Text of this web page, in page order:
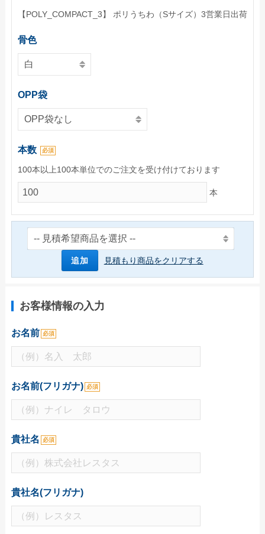
お問い合わせ
お問い合わせフォーム
サンプル請求フォーム
見積請求フォーム
ご利用ガイド
初めてのお客様
ご注文の流れ
WEBデザインメーカーについて
かんたん名入れ注文について
配送・送料について
お支払いについて
返品・交換・キャンセルについて
よくあるご質問
特集で探す
ビジネス向け特集
物件情報関係
各種展示会用
飲食店集客用
暑中見舞いご挨拶
【POLY_COMPACT_3】 ポリうちわ（Sサイズ）3営業日出荷
骨色
OPP袋
本数 必須
100本以上100本単位でのご注文を受け付けております
本
追加 見積もり商品をクリアする
お客様情報の入力
お名前 必須
お名前(フリガナ) 必須
貴社名 必須
貴社名(フリガナ)